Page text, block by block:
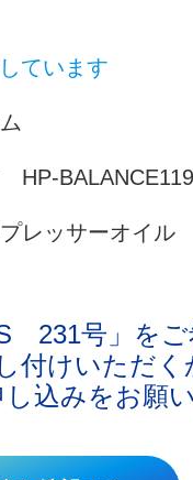
ています
HP-
レッサーオイル
231号」 を
付けいただく
込みをお願